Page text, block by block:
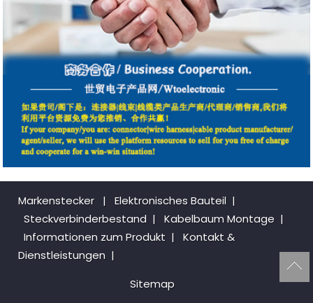
Markenstecker | Elektronisches Bauteil |
Steckverbinderbestand | Kabelbaum Montage |
Informationen zum Produkt |
Kontakt &
Dienstleistungen |
Sitemap